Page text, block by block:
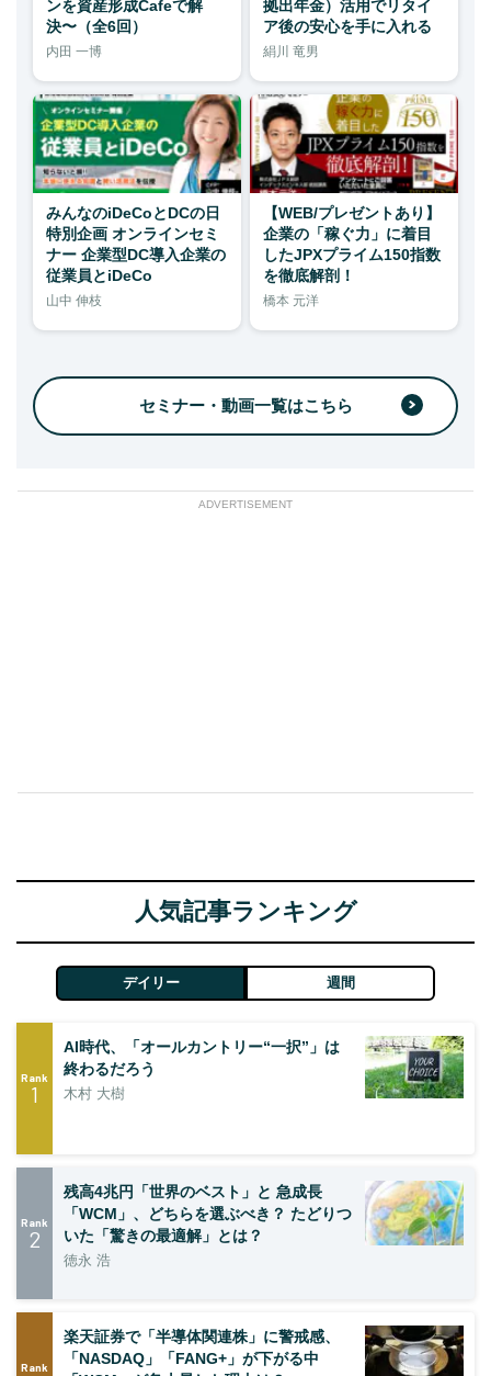
ンを資産形成Cafeで解
決〜（全6回）
内田 一博
拠出年金）活用でリタイ
ア後の安心を手に入れる
絹川 竜男
みんなのiDeCoとDCの日
特別企画 オンラインセミ
ナー 企業型DC導入企業の
従業員とiDeCo
山中 伸枝
【WEB/プレゼントあり】
企業の「稼ぐ力」に着目
したJPXプライム150指数
を徹底解剖！
橋本 元洋
セミナー・動画一覧はこちら
ADVERTISEMENT
人気記事ランキング
デイリー 週間
Rank
1
AI時代、「オールカントリー“一択”」は
終わるだろう
木村 大樹
Rank
2
残高4兆円「世界のベスト」と 急成長
「WCM」、どちらを選ぶべき？ たどりつ
いた「驚きの最適解」とは？
徳永 浩
Rank
楽天証券で「半導体関連株」に警戒感、
「NASDAQ」「FANG+」が下がる中